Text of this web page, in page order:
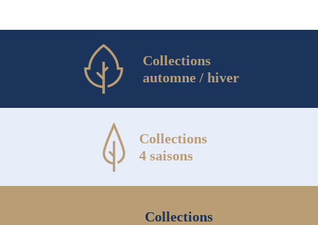
Collections
automne / hiver
Collections
4 saisons
Collections